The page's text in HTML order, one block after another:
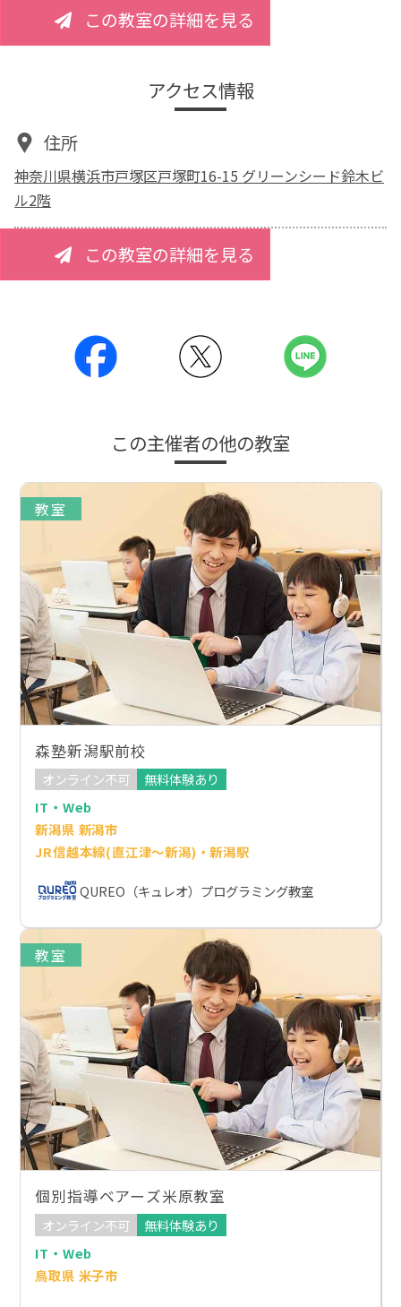
この教室の詳細を見る
アクセス情報
住所
神奈川県横浜市戸塚区戸塚町16-15 グリーンシード鈴木ビ
ル2階
この教室の詳細を見る
この主催者の他の教室
教室
森塾新潟駅前校
オンライン不可
無料体験あり
IT・Web
新潟県 新潟市
JR信越本線(直江津～新潟)・新潟駅
QUREO（キュレオ）プログラミング教室
教室
個別指導ベアーズ米原教室
オンライン不可
無料体験あり
IT・Web
鳥取県 米子市